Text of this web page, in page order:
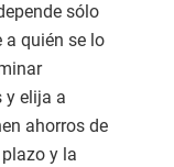
sólo
a quién se lo
y elija a
ahorros de
y la